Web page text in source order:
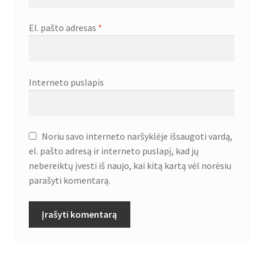
El. pašto adresas *
Interneto puslapis
Noriu savo interneto naršyklėje išsaugoti vardą,
el. pašto adresą ir interneto puslapį, kad jų
nebereiktų įvesti iš naujo, kai kitą kartą vėl norėsiu
parašyti komentarą.